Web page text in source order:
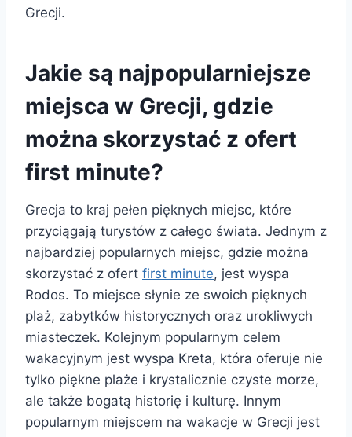
Grecji.
Jakie są najpopularniejsze
miejsca w Grecji, gdzie
można skorzystać z ofert
first minute?
Grecja to kraj pełen pięknych miejsc, które
przyciągają turystów z całego świata. Jednym z
najbardziej popularnych miejsc, gdzie można
skorzystać z ofert first minute, jest wyspa
Rodos. To miejsce słynie ze swoich pięknych
plaż, zabytków historycznych oraz urokliwych
miasteczek. Kolejnym popularnym celem
wakacyjnym jest wyspa Kreta, która oferuje nie
tylko piękne plaże i krystalicznie czyste morze,
ale także bogatą historię i kulturę. Innym
popularnym miejscem na wakacje w Grecji jest